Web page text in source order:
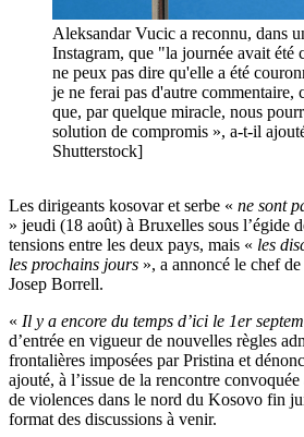
Aleksandar Vucic a reconnu, dans
Instagram, que "la journée avait été
ne peux pas dire qu'elle a été
je ne ferai pas d'autre commentaire,
que, par quelque miracle, nous
solution de compromis », a-t-il
Shutterstock]
Les dirigeants kosovar et serbe « ne sont
» jeudi (18 août) à Bruxelles sous l’égide
tensions entre les deux pays, mais « les
les prochains jours », a annoncé le chef
Josep Borrell.
« Il y a encore du temps d’ici le 1er
d’entrée en vigueur de nouvelles règles
frontalières imposées par Pristina et
ajouté, à l’issue de la rencontre
de violences dans le nord du Kosovo fin
format des discussions à venir.